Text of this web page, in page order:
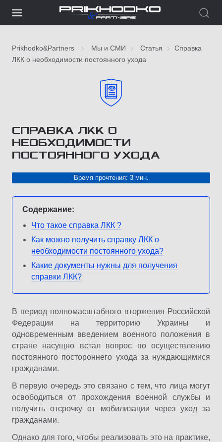
Prikhodko&Partners Мы и СМИ Статья
Справка
ЛКК о необходимости постоянного ухода
СПРАВКА ЛКК О
НЕОБХОДИМОСТИ
ПОСТОЯННОГО УХОДА
Время прочтения: 3 мин.
Содержание:
Что такое справка ЛКК ?
Как можно получить справку ЛКК о
необходимости постоянного ухода?
Какие документы нужны для получения
справки ЛКК?
В период полномасштабного вторжения Российской
Федерации на территорию Украины и
одновременным введением военного положения в
стране насущно встал вопрос по осуществлению
постоянного постороннего ухода за нуждающимися
гражданами.
В первую очередь это связано с тем, что лица могут
освободиться от прохождения военной службы и
получить отсрочку от мобилизации через уход за
гражданами.
Однако для того, чтобы реализовать это на практике,